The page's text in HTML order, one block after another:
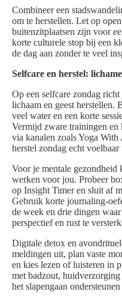
Combineer een
om te herstellen. Let op
buitenzitplaatsen zijn voor
korte culturele stop bij een
de dag aan zonder te veel
Selfcare en herstel:
Op een selfcare zondag
lichaam en geest herstellen.
veel water en een korte
Vermijd zware trainingen
via kanalen zoals Yoga
herstel zondag echt voelbaar
Voor je mentale gezondheid
werken voor jou. Probeer
op Insight Timer en sluit af
Gebruik korte journaling-
de week en drie dingen
perspectief en rust te
Digitale detox en
meldingen uit, plan vaste
en kies lezen of luisteren in
met badzout,
het slapengaan